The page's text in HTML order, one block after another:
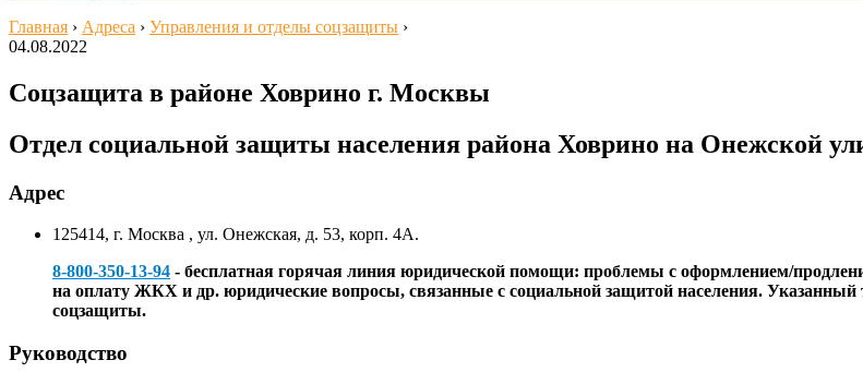
Главная › Адреса › Управления и отделы соцзащиты ›
04.08.2022
Соцзащита в районе Ховрино г. Москвы
Отдел социальной защиты населения района Ховрино на Онежской
Адрес
125414, г. Москва , ул. Онежская, д. 53, корп. 4А.
8-800-350-13-94 - бесплатная горячая линия юридической помощи: проблемы с оформлением/
на оплату ЖКХ и др. юридические вопросы, связанные с социальной защитой населения. Указанный
соцзащиты.
Руководство